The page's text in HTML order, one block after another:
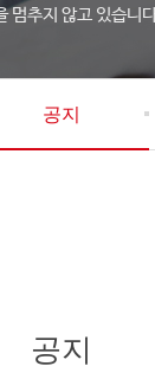
멈추지 않고 있습니
공지
공지